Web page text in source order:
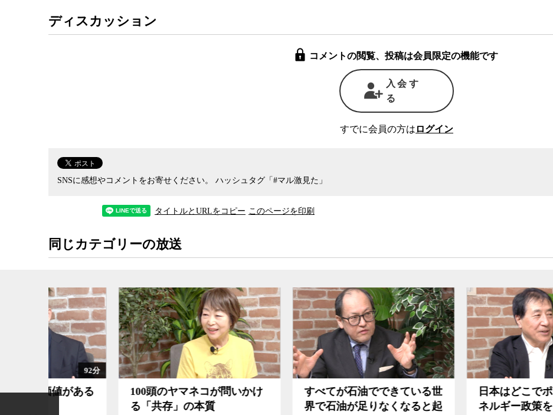
しかし、それでも舘内氏は、「モノ（EV）は来たが精神がまだついてきていない」と、昨今の
EVブームに注文をつける。それは、EVが決して無公害車ではないからだ。
発電するためには火力発電所で大量のCO2が排出され、原子力発電所で放射性廃棄物を発生させて
舘内氏は、真のEV時代が到来するためには、単にEVが現在の自動車にとって替わるのではな
く、これまでのような人や物の長距離の移動を前提とする20世紀型のライフスタイル自体が、変わ
代など到来しないというのが、日本でいち早くEVの開発に関わってきた舘内氏の主張だ。
を、EVの権威である舘内氏と神保哲生、武田徹が議論した。
ディスカッション
コメントの閲覧、投稿は会員限定の機能です
入会す
る
すでに会員の方は ログイン
SNSに感想やコメントをお寄せください。 ハッシュタグ「#マル激見た」
タイトルとURLをコピー このページを印刷
同じカテゴリーの放送
ある
100頭のヤマネコが問いかけ
る「共存」の本質
すべてが石油でできている世
界で石油が足りなくなると起
日本はどこでポスト福島のエ
ネルギー政策を間違えたのか